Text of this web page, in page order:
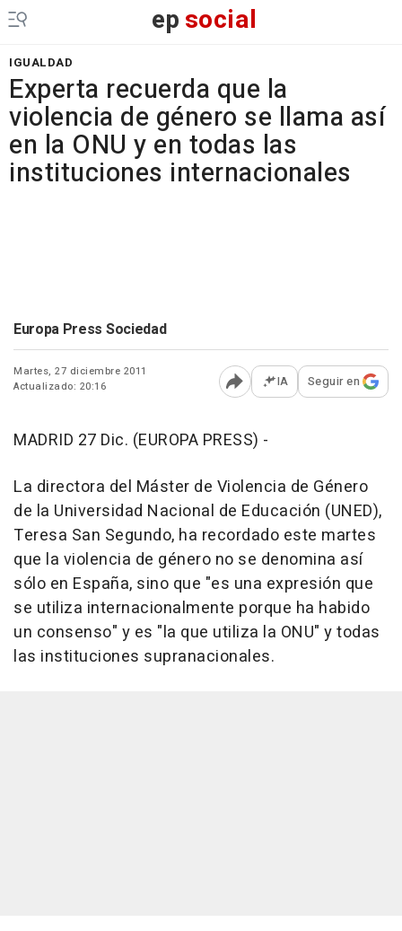
epsocial
IGUALDAD
Experta recuerda que la
violencia de género se llama así
en la ONU y en todas las
instituciones internacionales
Europa Press Sociedad
Martes, 27 diciembre 2011
Actualizado: 20:16
Abrir opciones para
IA Seguir en
MADRID 27 Dic. (EUROPA PRESS) -
La directora del Máster de Violencia de Género
de la Universidad Nacional de Educación (UNED),
Teresa San Segundo, ha recordado este martes
que la violencia de género no se denomina así
sólo en España, sino que "es una expresión que
se utiliza internacionalmente porque ha habido
un consenso" y es "la que utiliza la ONU" y todas
las instituciones supranacionales.